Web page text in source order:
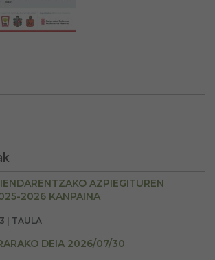
AZPIEGITUREN
2026 KANPAINA
| TAULA
DEIA 2026/07/30